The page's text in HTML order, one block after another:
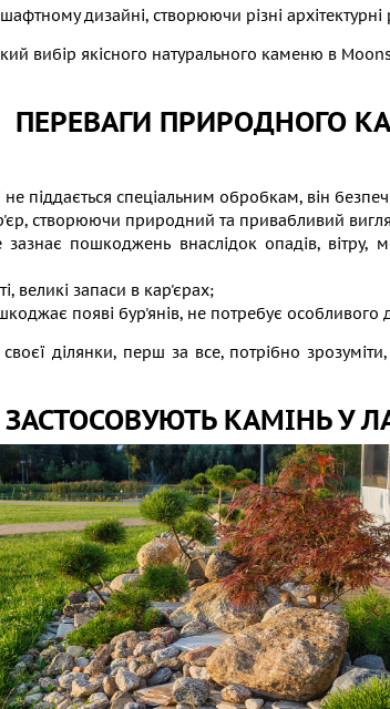
дизайні, створюючи різні архітектурні
вибір якісного натурального каменю в
ПЕРЕВАГИ ПРИРОДНОГО
не піддається спеціальним обробкам, він
створюючи природний та привабливий
пошкоджень внаслідок опадів,
великі запаси в кар'єрах;
появі бур'янів, не потребує особливого
ділянки, перш за все, потрібно
КАМІНЬ У